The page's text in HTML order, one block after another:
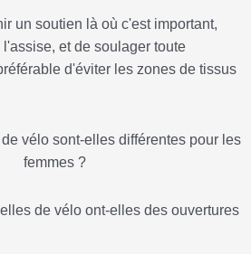
un soutien là où c'est important,
et de soulager toute
d'éviter les zones de tissus
de vélo ont-elles des ouvertures